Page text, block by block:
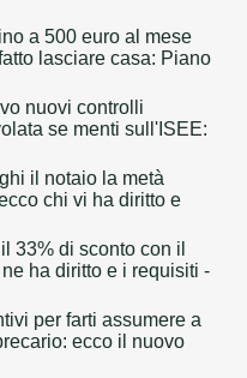
a 500 euro al mese
lasciare casa: Piano
nuovi controlli
se menti sull'ISEE:
il notaio la metà
chi vi ha diritto e
33% di sconto con il
ha diritto e i requisiti -
per farti assumere a
ecco il nuovo